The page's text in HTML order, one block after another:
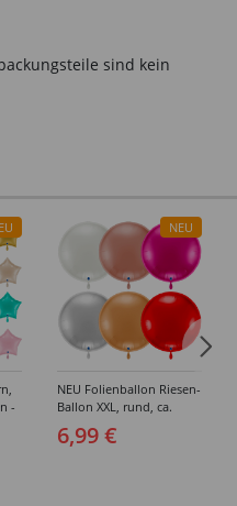
sind kein
-
NEU
NEU Folienballon Riesen-
Ballon XXL, rund, ca.
75x75cm, unifarben -
verschiedene Farben
6,99 €